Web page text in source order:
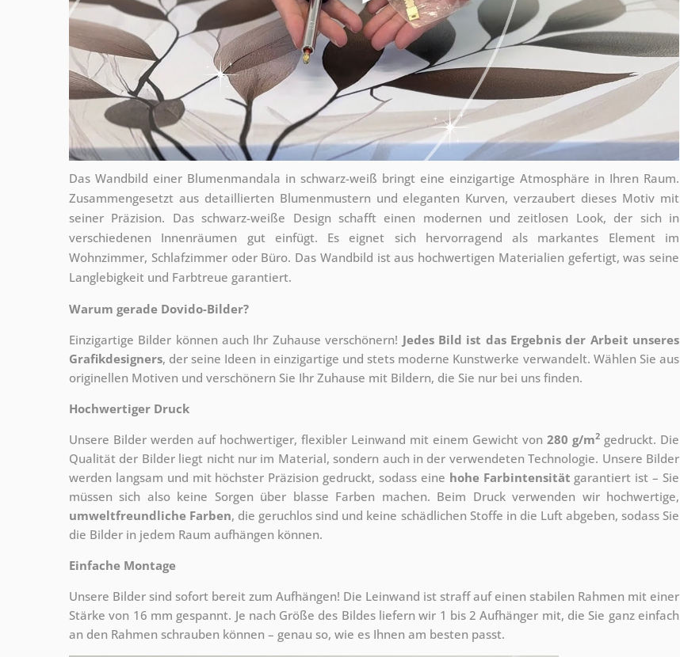
Das Wandbild einer Blumenmandala in schwarz-weiß bringt eine einzigartige Atmosphäre in Ihren Raum.
Zusammengesetzt aus detaillierten Blumenmustern und eleganten Kurven, verzaubert dieses Motiv mit
seiner Präzision. Das schwarz-weiße Design schafft einen modernen und zeitlosen Look, der sich in
verschiedenen Innenräumen gut einfügt. Es eignet sich hervorragend als markantes Element im
Wohnzimmer, Schlafzimmer oder Büro. Das Wandbild ist aus hochwertigen Materialien gefertigt, was seine
Langlebigkeit und Farbtreue garantiert.
Warum gerade Dovido-Bilder?
Einzigartige Bilder können auch Ihr Zuhause verschönern! Jedes Bild ist das Ergebnis der Arbeit unseres
Grafikdesigners, der seine Ideen in einzigartige und stets moderne Kunstwerke verwandelt. Wählen Sie aus
originellen Motiven und verschönern Sie Ihr Zuhause mit Bildern, die Sie nur bei uns finden.
Hochwertiger Druck
Unsere Bilder werden auf hochwertiger, flexibler Leinwand mit einem Gewicht von 280 g/m2 gedruckt. Die
Qualität der Bilder liegt nicht nur im Material, sondern auch in der verwendeten Technologie. Unsere Bilder
werden langsam und mit höchster Präzision gedruckt, sodass eine hohe Farbintensität garantiert ist – Sie
müssen sich also keine Sorgen über blasse Farben machen. Beim Druck verwenden wir hochwertige,
umweltfreundliche Farben, die geruchlos sind und keine schädlichen Stoffe in die Luft abgeben, sodass Sie
die Bilder in jedem Raum aufhängen können.
Einfache Montage
Unsere Bilder sind sofort bereit zum Aufhängen! Die Leinwand ist straff auf einen stabilen Rahmen mit einer
Stärke von 16 mm gespannt. Je nach Größe des Bildes liefern wir 1 bis 2 Aufhänger mit, die Sie ganz einfach
an den Rahmen schrauben können – genau so, wie es Ihnen am besten passt.